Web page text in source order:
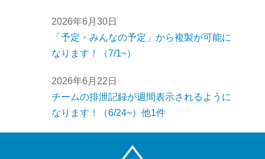
2026年6月30日
「予定・みんなの予定」から複製が可能に
なります！（7/1~）
2026年6月22日
チームの排泄記録が週間表示されるように
なります！（6/24~）他1件